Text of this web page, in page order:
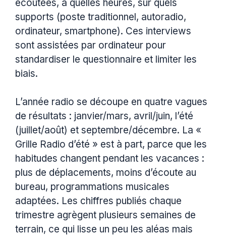
écoutées, à quelles heures, sur quels
supports (poste traditionnel, autoradio,
ordinateur, smartphone). Ces interviews
sont assistées par ordinateur pour
standardiser le questionnaire et limiter les
biais.
L’année radio se découpe en quatre vagues
de résultats : janvier/mars, avril/juin, l’été
(juillet/août) et septembre/décembre. La «
Grille Radio d’été » est à part, parce que les
habitudes changent pendant les vacances :
plus de déplacements, moins d’écoute au
bureau, programmations musicales
adaptées. Les chiffres publiés chaque
trimestre agrègent plusieurs semaines de
terrain, ce qui lisse un peu les aléas mais